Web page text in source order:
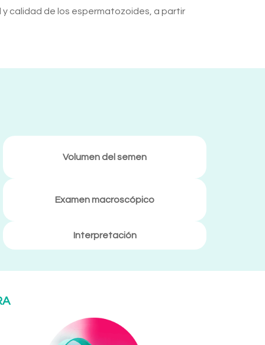
calidad de los espermatozoides, a partir
Volumen del semen
Examen macroscópico
Interpretación